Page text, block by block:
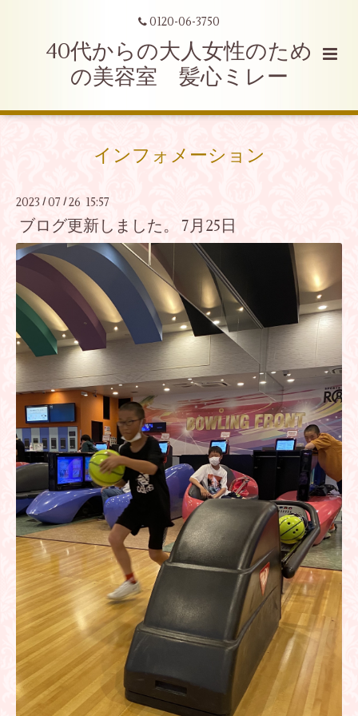
0120-06-3750
40代からの大人女性のため
の美容室 髪心ミレー
インフォメーション
2023 /07 /26 15:57
ブログ更新しました。 7月25日